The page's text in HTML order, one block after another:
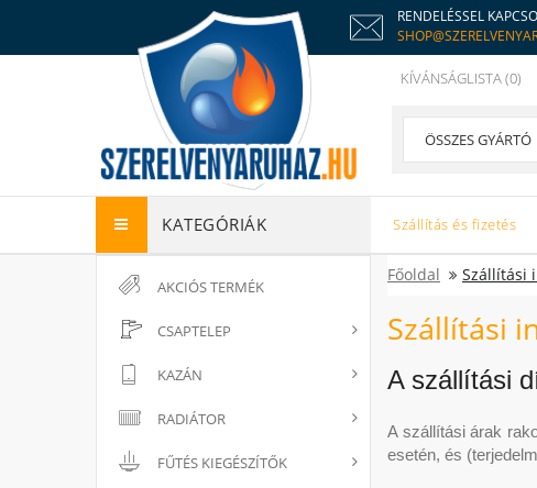
RENDELÉSSEL
KÍVÁNSÁGLISTA (0)
KATEGÓRIÁK Szállítás és fizetés
AKCIÓS TERMÉK
CSAPTELEP
KAZÁN
RADIÁTOR
FŰTÉS KIEGÉSZÍTŐK
Főoldal Szállítási
Szállítási
A szállítási
A szállítási árak
esetén, és